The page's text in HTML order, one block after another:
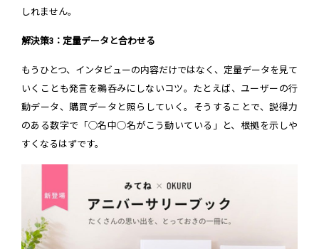
しれません。
解決策3：定量データと合わせる
もうひとつ、インタビューの内容だけではなく、定量データを見て
いくことも発言を鵜呑みにしないコツ。たとえば、ユーザーの行
動データ、購買データと照らしていく。そうすることで、説得力
のある数字で「◯名中◯名がこう動いている」と、根拠を示しや
すくなるはずです。